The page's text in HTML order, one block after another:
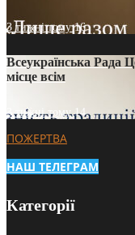
3 тижні тому16
Всеукраїнська Рада
місце всім
3 тижні тому14
ПОЖЕРТВА
НАШ ТЕЛЕГРАМ
Категорії